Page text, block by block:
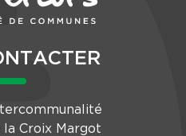
la Croix Margot